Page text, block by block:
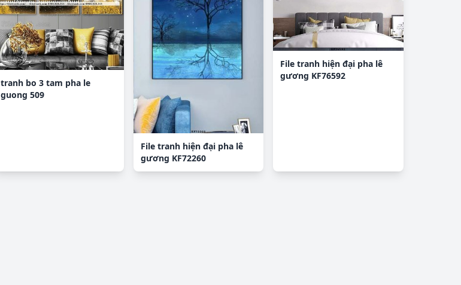
tranh bo 3 tam pha le
guong 509
File tranh hiện đại pha lê
gương KF72260
File tranh hiện đại pha lê
gương KF76592